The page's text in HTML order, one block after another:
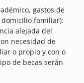
gastos de
familiar):
alejada del
necesidad de
o propio y con o
de becas serán